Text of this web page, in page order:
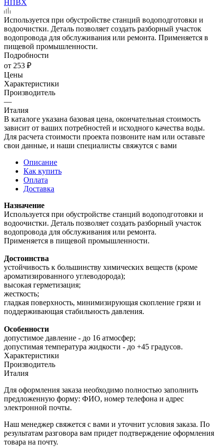
Используется при обустройстве станций водоподготовки и
водоочистки. Деталь позволяет создать разборный участок
водопровода для обслуживания или ремонта. Применяется в
пищевой промышленности.
Подробности
от 253 ₽
Цены
Характеристики
Производитель
—
Италия
В каталоге указана базовая цена, окончательная стоимость
зависит от ваших потребностей и исходного качества воды.
Для расчета стоимости проекта позвоните нам или оставьте
свои данные, и наши специалисты свяжутся с вами
Описание
Как купить
Оплата
Доставка
Назначение
Используется при обустройстве станций водоподготовки и
водоочистки. Деталь позволяет создать разборный участок
водопровода для обслуживания или ремонта.
Применяется в пищевой промышленности.
Достоинства
устойчивость к большинству химических веществ (кроме
ароматизированного углеводорода);
высокая герметизация;
жесткость;
гладкая поверхность, минимизирующая скопление грязи и
поддерживающая стабильность давления.
Особенности
допустимое давление - до 16 атмосфер;
допустимая температура жидкости - до +45 градусов.
Характеристики
Производитель
Италия
Для оформления заказа необходимо полностью заполнить
предложенную форму: ФИО, номер телефона и адрес
электронной почты.
Наш менеджер свяжется с вами и уточнит условия заказа. По
результатам разговора вам придет подтверждение оформления
товара на почту.